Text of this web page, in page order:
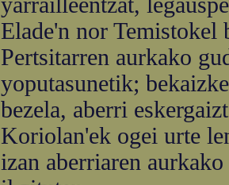
Elade'n nor Temistokel
Pertsitarren aurkako
yoputasunetik;
bezela, aberri
Koriolan'ek ogei urte
izan aberriaren